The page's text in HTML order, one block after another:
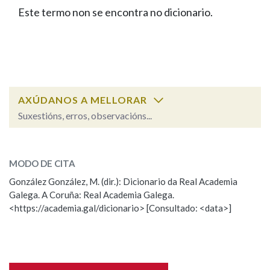
FIGURAS HOMENAXEADAS
PORTAL DAS PALABRAS
Facebook
TwitterYoutubeInstagram
Bluesky
BUSCAR NOS LEMAS
Remata por
BUSCAR NO CONTIDO
Nas definicións
Este termo non se encontra no dicionario.
AXÚDANOS A MELLORAR
Suxestións, erros, observacións...
Observación
Nome
MODO DE CITA
González González, M. (dir.): Dicionario da Real Academia
Galega. A Coruña: Real Academia Galega.
<https://academia.gal/dicionario> [Consultado: <data>]